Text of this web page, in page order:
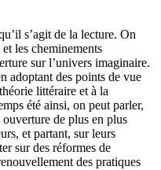
s’agit de la lecture. On
et les cheminements
sur l’univers imaginaire.
adoptant des points de vue
littéraire et à la
été ainsi, on peut parler,
de plus en plus
et partant, sur leurs
sur des réformes de
des pratiques